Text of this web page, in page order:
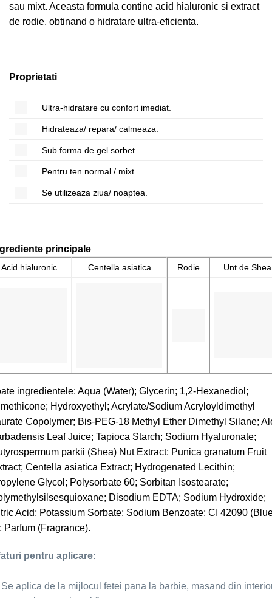
sau mixt. Aceasta formula contine acid hialuronic si extract
de rodie, obtinand o hidratare ultra-eficienta.
Proprietati
Ultra-hidratare cu confort imediat.
Hidrateaza/ repara/ calmeaza.
Sub forma de gel sorbet.
Pentru ten normal / mixt.
Se utilizeaza ziua/ noaptea.
principale
Acid hialuronic Centella asiatica Rodie Unt de Shea
ingredientele: Aqua (Water); Glycerin; 1,2-Hexanediol;
Hydroxyethyl; Acrylate/Sodium Acryloyldimethyl
Copolymer; Bis-PEG-18 Methyl Ether Dimethyl Silane;
Leaf Juice; Tapioca Starch; Sodium Hyaluronate;
parkii (Shea) Nut Extract; Punica granatum Fruit
Centella asiatica Extract; Hydrogenated Lecithin;
Glycol; Polysorbate 60; Sorbitan Isostearate;
Disodium EDTA; Sodium Hydroxide;
Acid; Potassium Sorbate; Sodium Benzoate; CI 42090
Parfum (Fragrance).
pentru aplicare:
aplica de la mijlocul fetei pana la barbie, masand din